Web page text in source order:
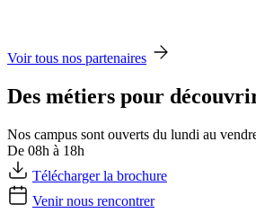
Voir tous nos partenaires
Des métiers pour
Nos campus sont ouverts du lundi au
De 08h à 18h
Télécharger la brochure
Venir nous rencontrer